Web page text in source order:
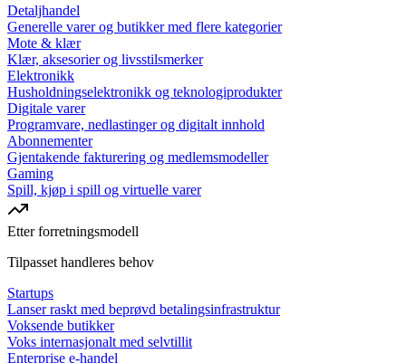
Detaljhandel
Generelle varer og butikker med flere kategorier
Mote & klær
Klær, aksesorier og livsstilsmerker
Elektronikk
Husholdningselektronikk og teknologiprodukter
Digitale varer
Programvare, nedlastinger og digitalt innhold
Abonnementer
Gjentakende fakturering og medlemsmodeller
Gaming
Spill, kjøp i spill og virtuelle varer
Etter forretningsmodell
Tilpasset handleres behov
Startups
Lanser raskt med beprøvd betalingsinfrastruktur
Voksende butikker
Voks internasjonalt med selvtillit
Enterprise e-handel